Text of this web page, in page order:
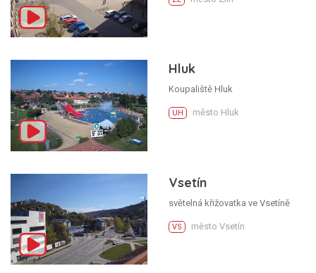
Hluk
Koupaliště Hluk
UH město Hluk
Vsetín
světelná křižovatka ve Vsetíně
VS město Vsetín